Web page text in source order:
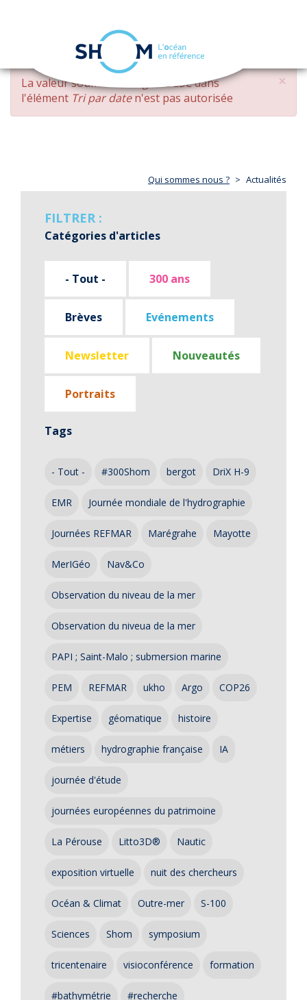
Aller
contenu
principal
navigation
×
MESSAGE
D'ERREUR
La valeur soumise changed DESCdans
l'élément Tri par daten'est pas autorisée
Qui sommes nous ? Actualités
FILTRER :
Catégories d'articles
- Tout - 300 ans
Brèves Evénements
Newsletter Nouveautés
Portraits
Tags
- Tout - #300Shom bergot DriX H-9
EMR Journée mondiale de l'hydrographie
Journées REFMAR Marégrahe Mayotte
MerIGéo Nav&Co
Observation du niveau de la mer
Observation du niveua de la mer
PAPI ; Saint-Malo ; submersion marine
PEM REFMAR ukho Argo COP26
Expertise géomatique histoire
métiers hydrographie française IA
journée d'étude
journées européennes du patrimoine
La Pérouse Litto3D® Nautic
exposition virtuelle nuit des chercheurs
Océan & Climat Outre-mer S-100
Sciences Shom symposium
tricentenaire visioconférence formation
#bathymétrie #recherche